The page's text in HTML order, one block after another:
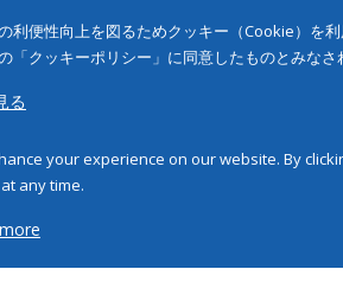
利便性向上を図るためクッキー（Cookie）を
「クッキーポリシー」に同意したものとみな
る
your experience on our website. By
any time.